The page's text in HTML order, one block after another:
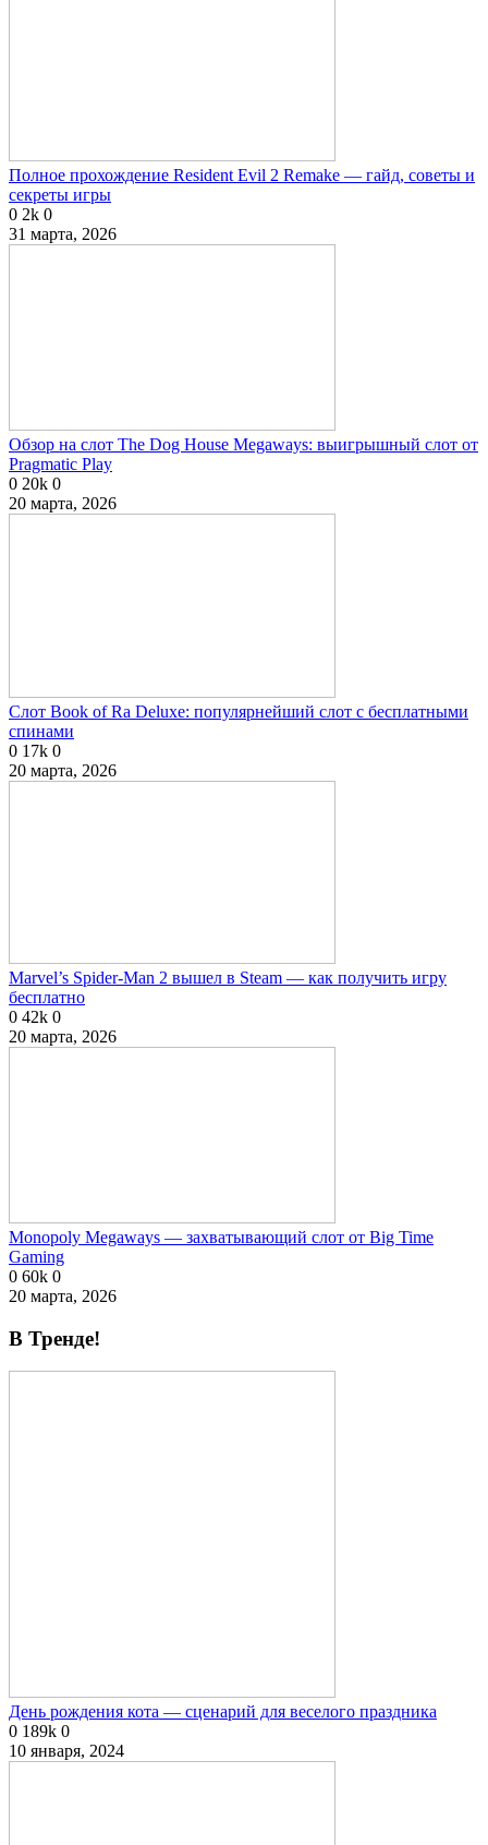
Полное прохождение Resident Evil 2 Remake — гайд, советы и
секреты игры
0 2k 0
31 марта, 2026
Обзор на слот The Dog House Megaways: выигрышный слот от
Pragmatic Play
0 20k 0
20 марта, 2026
Слот Book of Ra Deluxe: популярнейший слот с бесплатными
спинами
0 17k 0
20 марта, 2026
Marvel’s Spider-Man 2 вышел в Steam — как получить игру
бесплатно
0 42k 0
20 марта, 2026
Monopoly Megaways — захватывающий слот от Big Time
Gaming
0 60k 0
20 марта, 2026
В Тренде!
День рождения кота — сценарий для веселого праздника
0 189k 0
10 января, 2024